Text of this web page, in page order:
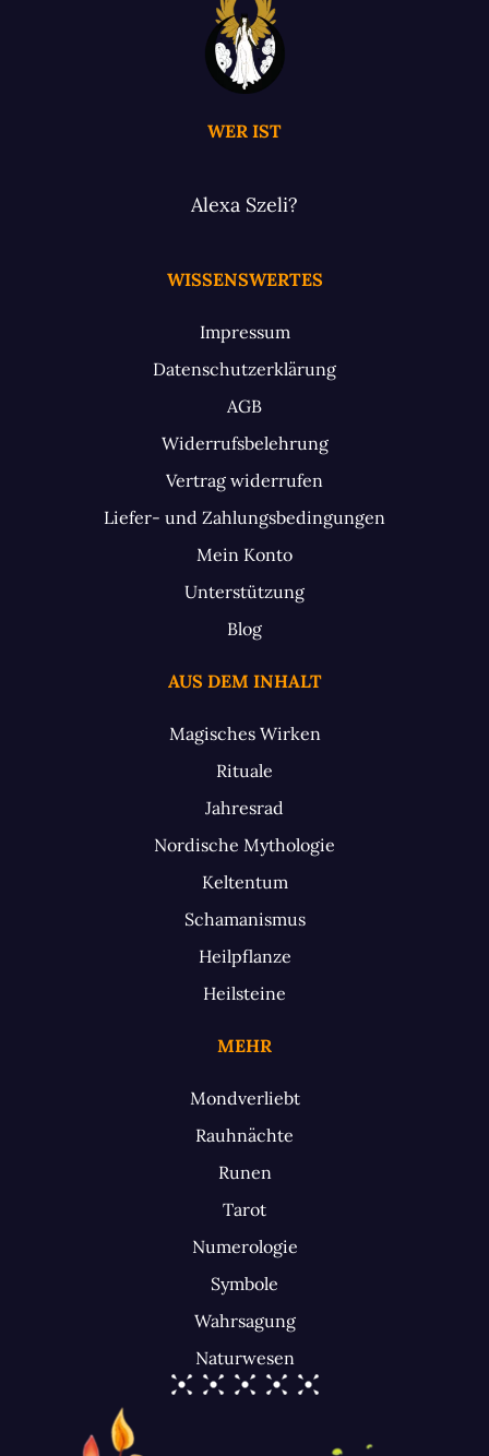
WER IST
Alexa Szeli?
WISSENSWERTES
Impressum
Datenschutzerklärung
AGB
Widerrufsbelehrung
Vertrag widerrufen
Liefer- und Zahlungsbedingungen
Mein Konto
Unterstützung
Blog
AUS DEM INHALT
Magisches Wirken
Rituale
Jahresrad
Nordische Mythologie
Keltentum
Schamanismus
Heilpflanze
Heilsteine
MEHR
Mondverliebt
Rauhnächte
Runen
Tarot
Numerologie
Symbole
Wahrsagung
Naturwesen